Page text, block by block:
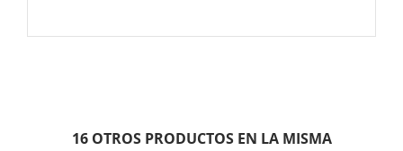
16 OTROS PRODUCTOS EN LA MISMA